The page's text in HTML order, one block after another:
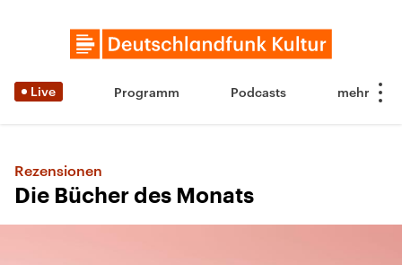
Live Programm Podcasts
Rezensionen
Die Bücher des Monats